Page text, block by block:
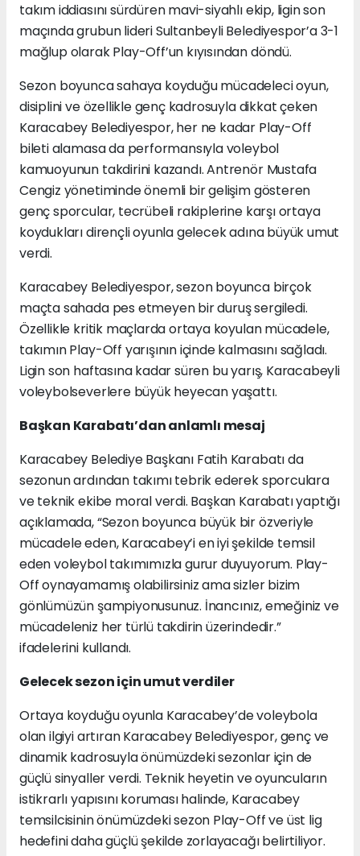
takım iddiasını sürdüren mavi-siyahlı ekip, ligin son
maçında grubun lideri Sultanbeyli Belediyespor’a 3-1
mağlup olarak Play-Off’un kıyısından döndü.
Sezon boyunca sahaya koyduğu mücadeleci oyun,
disiplini ve özellikle genç kadrosuyla dikkat çeken
Karacabey Belediyespor, her ne kadar Play-Off
bileti alamasa da performansıyla voleybol
kamuoyunun takdirini kazandı. Antrenör Mustafa
Cengiz yönetiminde önemli bir gelişim gösteren
genç sporcular, tecrübeli rakiplerine karşı ortaya
koydukları dirençli oyunla gelecek adına büyük umut
verdi.
Karacabey Belediyespor, sezon boyunca birçok
maçta sahada pes etmeyen bir duruş sergiledi.
Özellikle kritik maçlarda ortaya koyulan mücadele,
takımın Play-Off yarışının içinde kalmasını sağladı.
Ligin son haftasına kadar süren bu yarış, Karacabeyli
voleybolseverlere büyük heyecan yaşattı.
Başkan Karabatı’dan anlamlı mesaj
Karacabey Belediye Başkanı Fatih Karabatı da
sezonun ardından takımı tebrik ederek sporculara
ve teknik ekibe moral verdi. Başkan Karabatı yaptığı
açıklamada, “Sezon boyunca büyük bir özveriyle
mücadele eden, Karacabey’i en iyi şekilde temsil
eden voleybol takımımızla gurur duyuyorum. Play-
Off oynayamamış olabilirsiniz ama sizler bizim
gönlümüzün şampiyonusunuz. İnancınız, emeğiniz ve
mücadeleniz her türlü takdirin üzerindedir.”
ifadelerini kullandı.
Gelecek sezon için umut verdiler
Ortaya koyduğu oyunla Karacabey’de voleybola
olan ilgiyi artıran Karacabey Belediyespor, genç ve
dinamik kadrosuyla önümüzdeki sezonlar için de
güçlü sinyaller verdi. Teknik heyetin ve oyuncuların
istikrarlı yapısını koruması halinde, Karacabey
temsilcisinin önümüzdeki sezon Play-Off ve üst lig
hedefini daha güçlü şekilde zorlayacağı belirtiliyor.